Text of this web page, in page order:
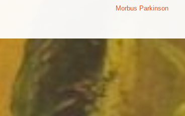
Sprachförderung